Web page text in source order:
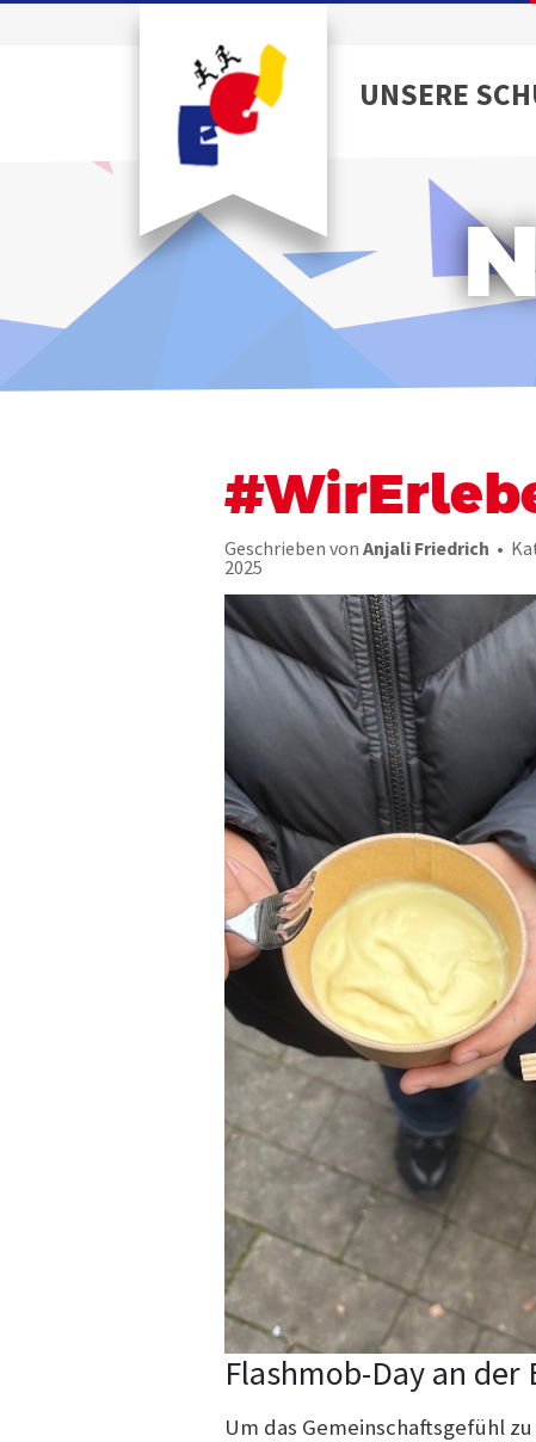
UNSERE
Geschrieben von Anjali Friedrich
2025
Flashmob-Day an der
Um das Gemeinschaftsgefühl